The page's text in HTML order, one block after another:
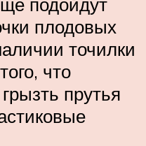
плодовых
точилки
что
прутья